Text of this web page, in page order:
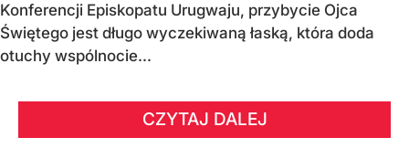
Konferencji Episkopatu Urugwaju, przybycie Ojca
Świętego jest długo wyczekiwaną łaską, która doda
otuchy wspólnocie...
CZYTAJ DALEJ